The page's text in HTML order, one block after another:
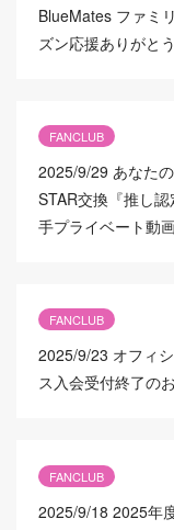
BlueMates ファミ
ズン応援ありがと
FANCLUB
2025/9/29 あなた
STAR交換『推し
手プライベート動
FANCLUB
2025/9/23 オフィ
ス入会受付終了の
FANCLUB
2025/9/18 2025年